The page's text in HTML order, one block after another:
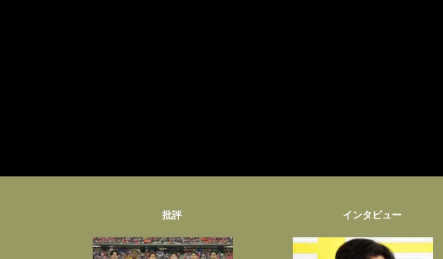
批評 インタビュー